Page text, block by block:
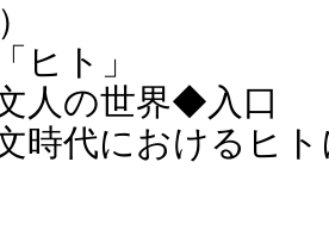
ヒト」
人の世界◆入口
時代におけるヒ